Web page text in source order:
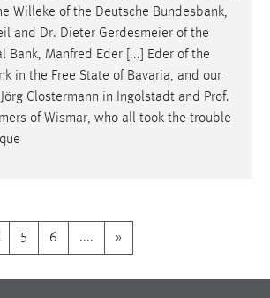
Willeke of the Deutsche Bundesbank,
and Dr. Dieter Gerdesmeier of the
Bank, Manfred Eder [...] Eder of the
in the Free State of Bavaria, and our
Clostermann in Ingolstadt and Prof.
of Wismar, who all took the trouble
5 6 .... »